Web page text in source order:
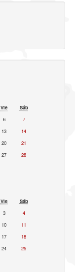
Vie
Sáb
6
7
13
14
20
21
27
28
Vie
Sáb
3
4
10
11
17
18
24
25